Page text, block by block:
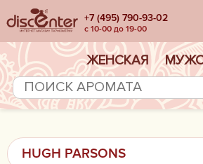
+7 (495) 790-93-02
с 10-00 до 19-00
ЖЕНСКАЯ
HUGH PARSONS